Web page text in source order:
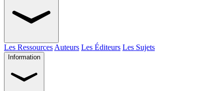
Les Ressources Auteurs Les Éditeurs Les Sujets
Information